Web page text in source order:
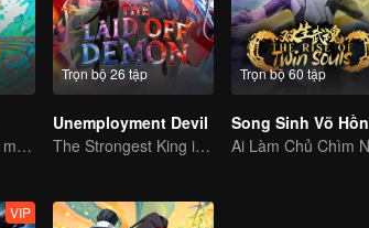
Người mang thiên mệnh và kẻ siêu phàm, quyết chiến nào!
Trọn bộ 26 tập
Unemployment Devil
The Strongest King in the Demon World Suddenly Gets Laid Off?
Trọn bộ 60 tập
Song Sinh Võ Hồn
VIP